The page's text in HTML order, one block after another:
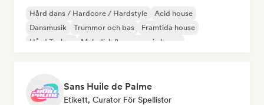
Hård dans / Hardcore / Hardstyle
Acid house
Dansmusik
Trummor och bas
Framtida house
Hård Techno
Melodisk & progressiv house
Sans Huile de Palme
Etikett, Curator För Spellistor